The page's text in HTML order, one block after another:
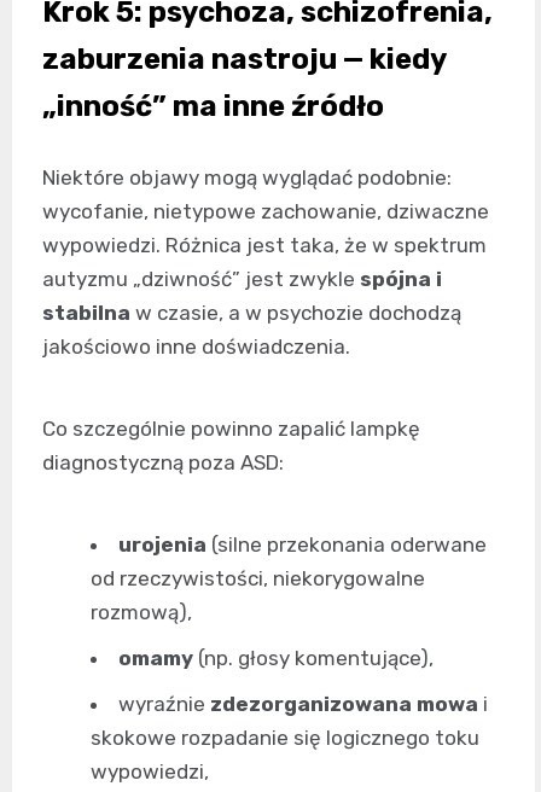
Krok 5: psychoza, schizofrenia,
zaburzenia nastroju — kiedy
„inność” ma inne źródło
Niektóre objawy mogą wyglądać podobnie:
wycofanie, nietypowe zachowanie, dziwaczne
wypowiedzi. Różnica jest taka, że w spektrum
autyzmu „dziwność” jest zwykle spójna i
stabilna w czasie, a w psychozie dochodzą
jakościowo inne doświadczenia.
Co szczególnie powinno zapalić lampkę
diagnostyczną poza ASD:
urojenia (silne przekonania oderwane
od rzeczywistości, niekorygowalne
rozmową),
omamy (np. głosy komentujące),
wyraźnie zdezorganizowana mowa i
skokowe rozpadanie się logicznego toku
wypowiedzi,